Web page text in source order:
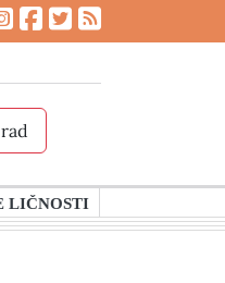
LIČNOSTI